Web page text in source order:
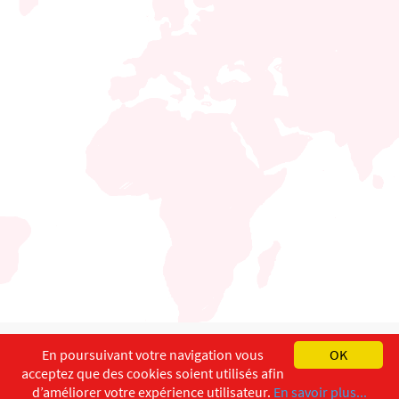
English Français
Copyright ©ISEC-AdW Impressum
OK
En poursuivant votre navigation vous
acceptez que des cookies soient utilisés afin
d’améliorer votre expérience utilisateur. En savoir plus...